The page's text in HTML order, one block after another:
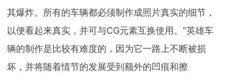
其爆炸。所有的车辆都必须制作成照片真实的细节，
以便看起来真实，并可与CG元素互换使用。“英雄车
辆的制作是比较有难度的，因为它一路上不断被损
坏，并将随着情节的发展受到额外的凹痕和擦